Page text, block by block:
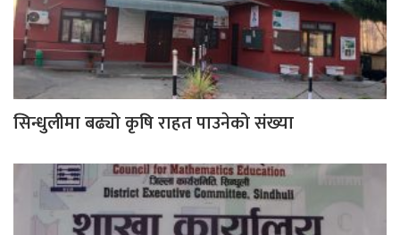
सिन्धुलीमा बढ्यो कृषि राहत पाउनेको संख्या